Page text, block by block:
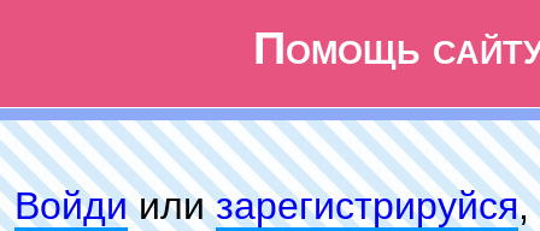
Помощь
Войдиилизарeгиcтpируйся,